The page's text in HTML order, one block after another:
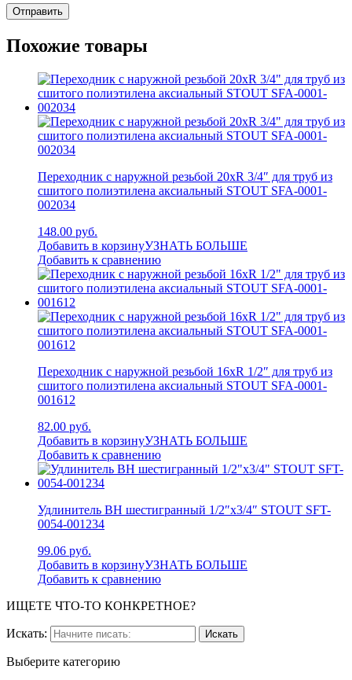
Похожие товары
Переходник с наружной резьбой 20xR 3/4″ для труб из
сшитого полиэтилена аксиальный STOUT SFA-0001-
002034
148.00 руб.
Добавить в корзинуУЗНАТЬ БОЛЬШЕ
Добавить к сравнению
Переходник с наружной резьбой 16xR 1/2″ для труб из
сшитого полиэтилена аксиальный STOUT SFA-0001-
001612
82.00 руб.
Добавить в корзинуУЗНАТЬ БОЛЬШЕ
Добавить к сравнению
Удлинитель ВН шестигранный 1/2″x3/4″ STOUT SFT-
0054-001234
99.06 руб.
Добавить в корзинуУЗНАТЬ БОЛЬШЕ
Добавить к сравнению
ИЩЕТЕ ЧТО-ТО КОНКРЕТНОЕ?
Искать:
Выберите категорию